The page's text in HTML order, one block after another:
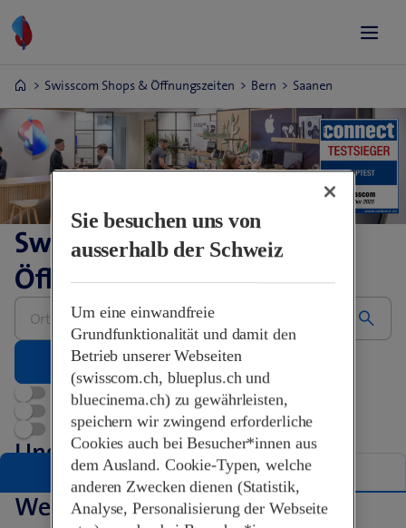
Swisscom Shops & Öffnungszeiten Bern Saanen
Swisscom Shops &
Öffnungszeiten
Bitte
Adresse
Jetzt geöffnet
Terminvereinbarung
Swisscom World Partner
Unsere Shops in Saanen
Liste Karte
Weitere Swisscom Shops
Sie besuchen uns von
ausserhalb der Schweiz
Um eine einwandfreie
Grundfunktionalität und damit den
Betrieb unserer Webseiten
(swisscom.ch, blueplus.ch und
bluecinema.ch) zu gewährleisten,
speichern wir zwingend erforderliche
Cookies auch bei Besucher*innen aus
dem Ausland. Cookie-Typen, welche
anderen Zwecken dienen (Statistik,
Analyse, Personalisierung der Webseite